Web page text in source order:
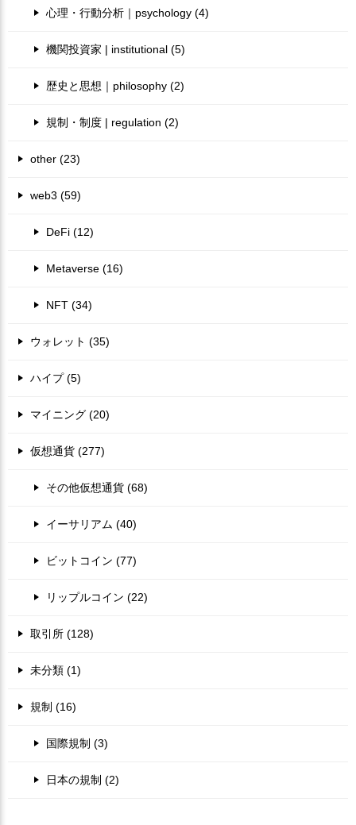
心理・行動分析｜psychology (4)
機関投資家 | institutional (5)
歴史と思想｜philosophy (2)
規制・制度 | regulation (2)
other (23)
web3 (59)
DeFi (12)
Metaverse (16)
NFT (34)
ウォレット (35)
ハイプ (5)
マイニング (20)
仮想通貨 (277)
その他仮想通貨 (68)
イーサリアム (40)
ビットコイン (77)
リップルコイン (22)
取引所 (128)
未分類 (1)
規制 (16)
国際規制 (3)
日本の規制 (2)